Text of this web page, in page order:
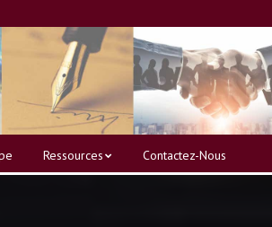
Ressources Contactez-Nous